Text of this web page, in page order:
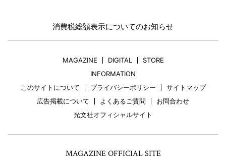
消費税総額表示についてのお知らせ
MAGAZINE DIGITAL
STORE
INFORMATION
このサイトについて
プライバシーポリシー
サイトマップ
広告掲載について
よくあるご質問
お問合わせ
光文社オフィシャルサイト
MAGAZINE OFFICIAL SITE